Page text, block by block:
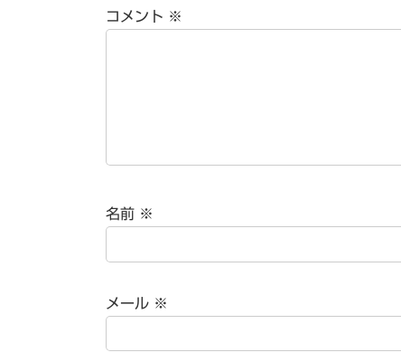
コメント ※
名前 ※
メール ※